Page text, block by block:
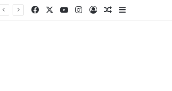
FacebookYouTubeInstagram
Log InRandom Article
Sidebar